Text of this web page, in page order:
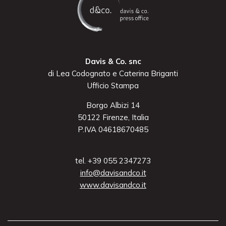
Davis & Co. snc
di Lea Codognato e Caterina Briganti
Ufficio Stampa
Borgo Albizi 14
50122 Firenze, Italia
P.IVA 04618670485
tel. +39 055 2347273
info@davisandco.it
www.davisandco.it